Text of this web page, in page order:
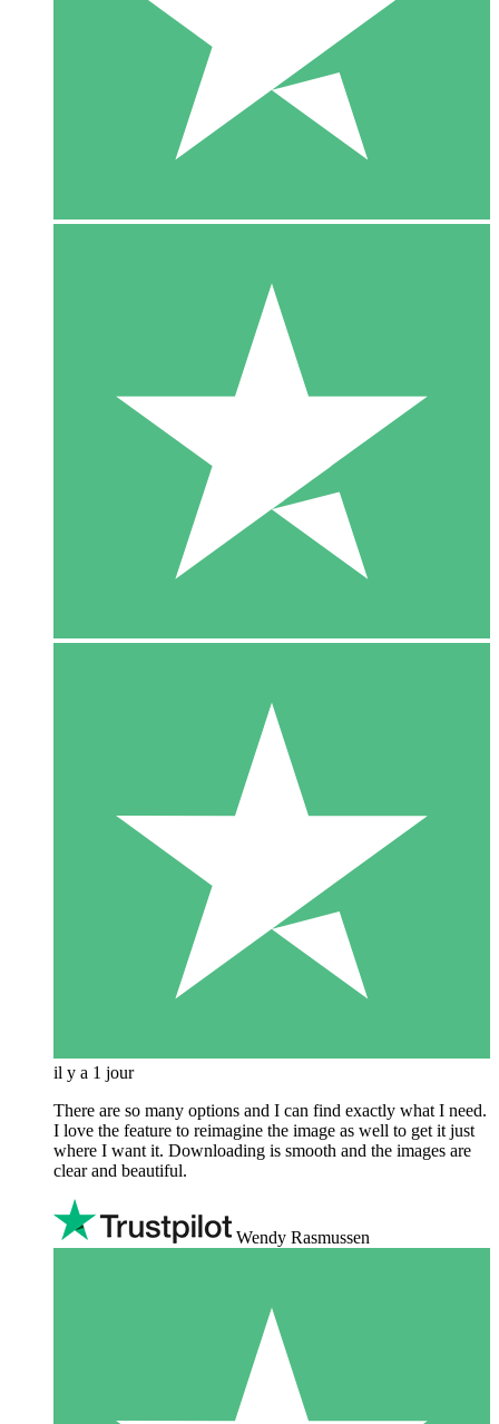
il y a 1 jour
There are so many options and I can find exactly what I need.
I love the feature to reimagine the image as well to get it just
where I want it. Downloading is smooth and the images are
clear and beautiful.
Wendy Rasmussen